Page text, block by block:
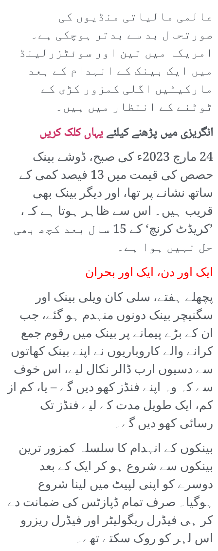
عالمی مالیاتی منڈیوں کی
صورتحال بد سے بدتر ہوچکی ہے۔
امریکہ میں تین اور سوئٹزرلینڈ
میں ایک بینک کے انہدام کے بعد
مارکیٹیں اگلی کمزور کڑی کے
ٹوٹنے کے انتظار میں ہیں۔
انگریزی میں پڑھنے کیلئےیہاں کلک کریں
24 مارچ 2023ء کی صبح، ڈوشے بینک
حصص کی قیمت میں 13 فیصد کمی کے
ساتھ نشانے پر تھا، اور دیگر بینک بھی
قریب ہیں۔ اس سے ظاہر ہوتا ہے کہ،
’کریڈٹ کرنچ‘ کے 15 سال بعد کچھ بھی
حل نہیں ہوا ہے۔
ایک اور دن، ایک اور بحران
پچھلے ہفتے، سلی کان ویلی بینک اور
سگنیچر بینک دونوں منہدم ہو گئے، جب
ان کے بڑے پیمانے پر بینک میں رقوم جمع
کرانے والے کاروباریوں نے اپنے بینک کھاتوں
سے دسیوں ارب ڈالر نکال لیے، اس خوف
سے کہ وہ اپنے فنڈز کھو دیں گے – یا، کم از
کم، ایک طویل مدت کے لیے فنڈز تک
رسائی کھو دیں گے۔
بینکوں کے انہدام کا سلسلہ کمزور ترین
بینکوں سے شروع ہو کر ایک کے بعد
دوسرے کو اپنی لپیٹ میں لینا شروع
ہوگیا۔ صرف تمام ڈپازٹس کی ضمانت دے
کر ہی فیڈرل ریگولیٹر اور فیڈرل ریزرو
اس لہر کو روک سکتے تھے۔